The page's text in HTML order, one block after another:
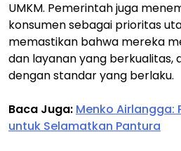
UMKM. Pemerintah juga
konsumen sebagai prioritas
memastikan bahwa mereka
dan layanan yang berkualitas,
dengan standar yang berlaku.
Baca Juga: Menko Airlangga:
untuk Selamatkan Pantura